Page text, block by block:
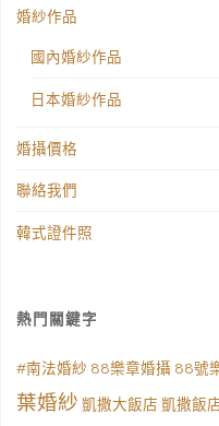
婚紗作品
國內婚紗作品
日本婚紗作品
婚攝價格
聯絡我們
韓式證件照
熱門關鍵字
#南法婚紗 88樂章婚攝 88號
葉婚紗 凱撒大飯店 凱撒飯